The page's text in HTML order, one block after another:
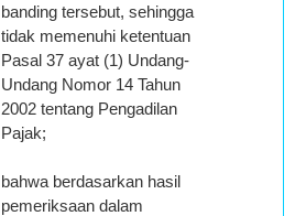
banding tersebut, sehingga
tidak memenuhi ketentuan
Pasal 37 ayat (1) Undang-
Undang Nomor 14 Tahun
2002 tentang Pengadilan
Pajak;
bahwa berdasarkan hasil
pemeriksaan dalam